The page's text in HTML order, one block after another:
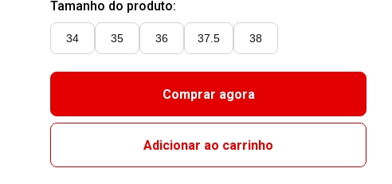
Tamanho do produto:
34 35 36 37.5 38
Comprar agora
Adicionar ao carrinho